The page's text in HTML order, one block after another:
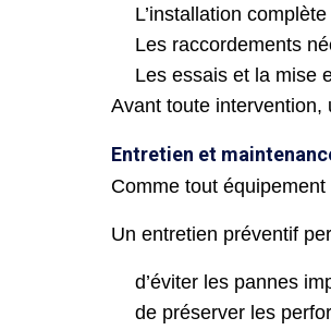
L’installation complète
Les raccordements
Les essais et la mise
Avant toute intervention,
Entretien et
Comme tout
Un entretien préventif
d’éviter les pannes
de préserver les